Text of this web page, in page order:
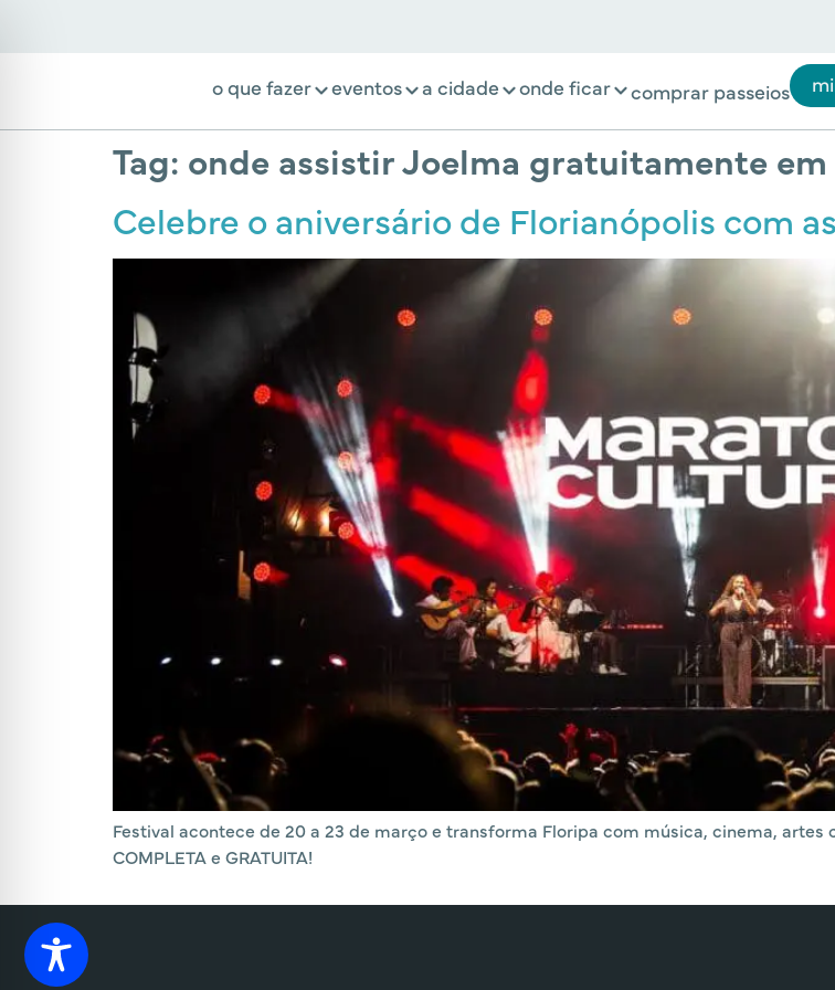
o que fazer eventos a cidade onde ficar comprar passeios
Tag: onde assistir Joelma gratuitamente
Celebre o aniversário de Florianópolis com
Festival acontece de 20 a 23 de março e transforma Floripa com música, cinema, artes
COMPLETA e GRATUITA!